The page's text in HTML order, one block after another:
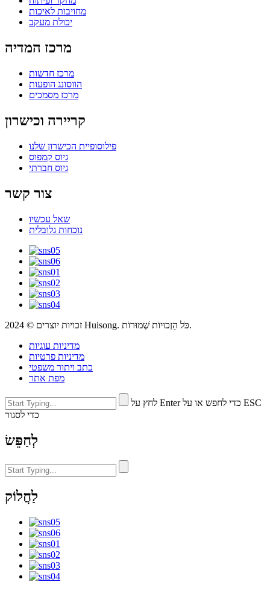
מחויבות לאיכות
יכולת מעקב
מרכז המדיה
מרכז חדשות
הווסונג הופעות
מרכז מסמכים
קריירה וכישרון
פילוסופיית הכישרון שלנו
גיוס קמפוס
גיוס חברתי
צור קשר
שאל עכשיו
נוכחות גלובלית
זכויות יוצרים © 2024 Huisong. כֹּל הַזְכוּיוֹת שְׁמוּרוֹת.
מדיניות עוגיות
מדיניות פרטיות
כתב ויתור משפטי
מפת אתר
לחץ על Enter כדי לחפש או על ESC
כדי לסגור
לְחַפֵּשׂ
לַחֲלוֹק